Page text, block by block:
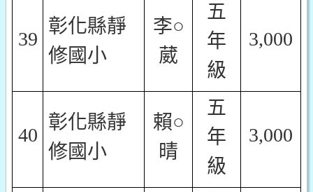
39
彰化縣靜
修國小
李○
葳
五
年
級
3,000
40
彰化縣靜
修國小
賴○
晴
五
年
級
3,000